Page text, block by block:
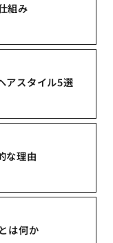
組み
アスタイル5選
な理由
は何か